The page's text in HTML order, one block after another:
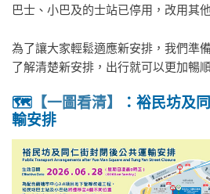
巴士、小巴及的士站已停用，改用其
為了讓大家輕鬆適應新安排，我們準
了解清楚新安排，出行就可以更加暢順
🗺️ 【一圖看清】
：裕民坊及
輸安排